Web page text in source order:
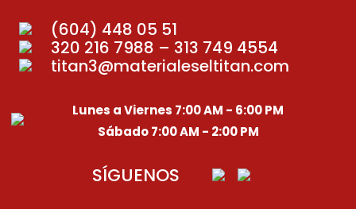
(604) 448 05 51
320 216 7988 – 313 749 4554
titan3@materialeseltitan.com
Lunes a Viernes 7:00 AM - 6:00 PM
Sábado 7:00 AM - 2:00 PM
SÍGUENOS